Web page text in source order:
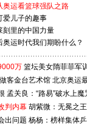
奥运看篮球强队之路
爱儿子的趣事
刻里的中国力量
奥运时代我们期盼什么？
万 篮坛美女隋菲菲军
客金台艺术馆 北京奥运
孟关良：“路易”破水上魔
判内幕 胡紫微：无冕之
出问题 杨杨：榜样集体